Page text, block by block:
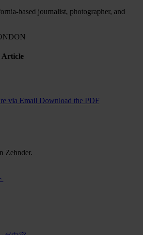
based journalist, photographer, and
Article
via Email Download the PDF
Zehnder.